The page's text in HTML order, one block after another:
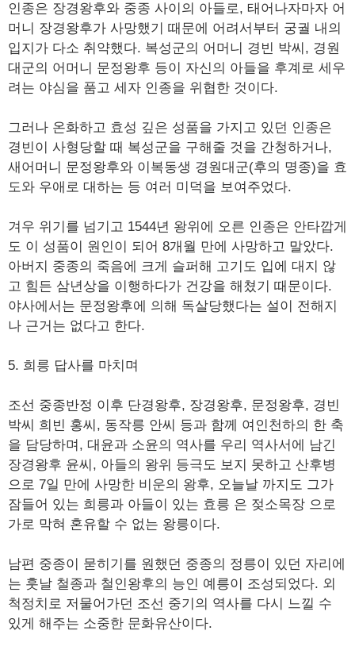
인종은 장경왕후와 중종 사이의 아들로, 태어나자마자 어
머니 장경왕후가 사망했기 때문에 어려서부터 궁궐 내의
입지가 다소 취약했다. 복성군의 어머니 경빈 박씨, 경원
대군의 어머니 문정왕후 등이 자신의 아들을 후계로 세우
려는 야심을 품고 세자 인종을 위협한 것이다.
그러나 온화하고 효성 깊은 성품을 가지고 있던 인종은
경빈이 사형당할 때 복성군을 구해줄 것을 간청하거나,
새어머니 문정왕후와 이복동생 경원대군(후의 명종)을 효
도와 우애로 대하는 등 여러 미덕을 보여주었다.
겨우 위기를 넘기고 1544년 왕위에 오른 인종은 안타깝게
도 이 성품이 원인이 되어 8개월 만에 사망하고 말았다.
아버지 중종의 죽음에 크게 슬퍼해 고기도 입에 대지 않
고 힘든 삼년상을 이행하다가 건강을 해쳤기 때문이다.
야사에서는 문정왕후에 의해 독살당했다는 설이 전해지
나 근거는 없다고 한다.
5. 희릉 답사를 마치며
조선 중종반정 이후 단경왕후, 장경왕후, 문정왕후, 경빈
박씨 희빈 홍씨, 동작릉 안씨 등과 함께 여인천하의 한 축
을 담당하며, 대윤과 소윤의 역사를 우리 역사서에 남긴
장경왕후 윤씨, 아들의 왕위 등극도 보지 못하고 산후병
으로 7일 만에 사망한 비운의 왕후, 오늘날 까지도 그가
잠들어 있는 희릉과 아들이 있는 효릉 은 젖소목장 으로
가로 막혀 혼유할 수 없는 왕릉이다.
남편 중종이 묻히기를 원했던 중종의 정릉이 있던 자리에
는 훗날 철종과 철인왕후의 능인 예릉이 조성되었다. 외
척정치로 저물어가던 조선 중기의 역사를 다시 느낄 수
있게 해주는 소중한 문화유산이다.